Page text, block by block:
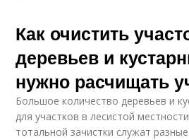
Как очистить
деревьев и
нужно расчищать
Большое количество деревьев и
для участков в лесистой
тотальной зачистки служат